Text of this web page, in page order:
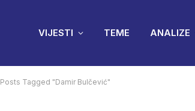
VIJESTI TEME ANALIZE
Posts Tagged "Damir Bulčević"